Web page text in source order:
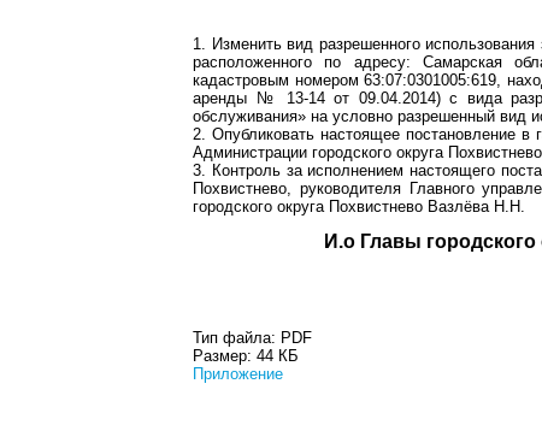
1. Изменить вид разрешенного
расположенного по адресу: Самарская
кадастровым номером 63:07:0301005:619,
аренды № 13-14 от 09.04.2014) с вида
обслуживания» на условно разрешенный вид
2. Опубликовать настоящее постановление в
Администрации городского округа
3. Контроль за исполнением настоящего
Похвистнево, руководителя Главного
городского округа Похвистнево Вазлёва Н.Н.
И.о Главы
Тип файла: PDF
Размер: 44 КБ
Приложение